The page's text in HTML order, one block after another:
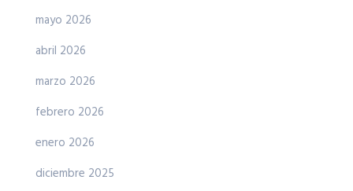
mayo 2026
abril 2026
marzo 2026
febrero 2026
enero 2026
diciembre 2025